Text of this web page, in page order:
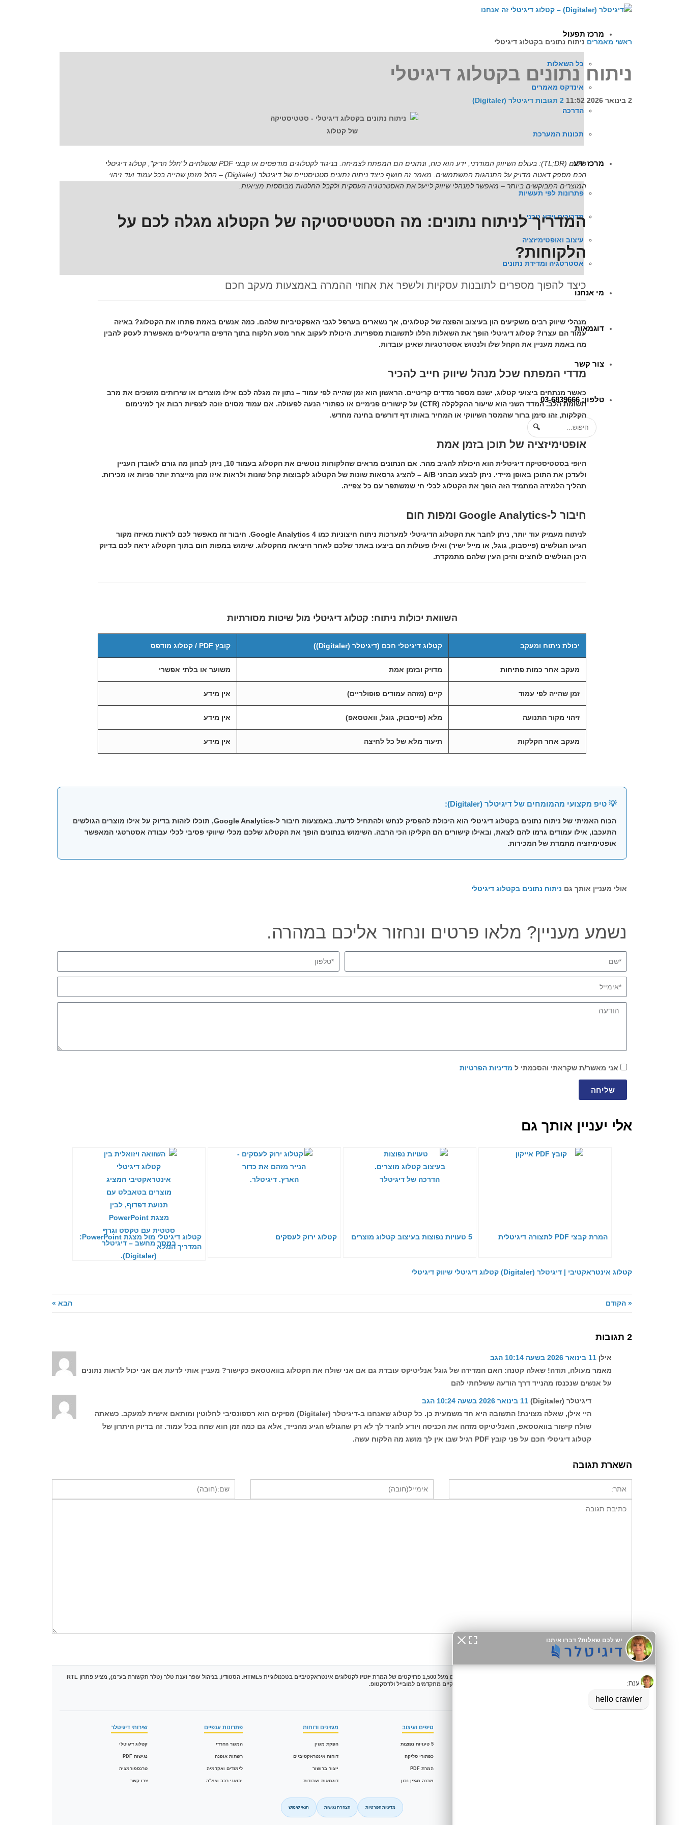
מרכז תפעול
כל השאלות
אינדקס מאמרים
הדרכה
תכונות המערכת
מרכז ידע
פתרונות לפי תעשיות
מדריכים וידע טכני
עיצוב ואופטימיזציה
אסטרטגיה ומדידת נתונים
מי אנחנו
דוגמאות
צור קשר
טלפון: 03-6839666
🔍
ראשי מאמרים ניתוח נתונים בקטלוג דיגיטלי
ניתוח נתונים בקטלוג דיגיטלי
2 בינואר 2026 11:52 2 תגובות דיגיטלר (Digitaler)
סיכום (TL;DR): בעולם השיווק המודרני, ידע הוא כוח, ונתונים הם המפתח לצמיחה. בניגוד לקטלוגים מודפסים או קבצי PDF שנשלחים ל"חלל הריק", קטלוג דיגיטלי
חכם מספק דאטה מדויק על התנהגות המשתמשים. מאמר זה חושף כיצד ניתוח נתונים סטטיסטיים של דיגיטלר (Digitaler) – החל מזמן שהייה בכל עמוד ועד זיהוי
המוצרים המבוקשים ביותר – מאפשר למנהלי שיווק לייעל את האסטרטגיה העסקית ולקבל החלטות מבוססות מציאות.
המדריך לניתוח נתונים: מה הסטטיסטיקה של הקטלוג מגלה לכם על
הלקוחות?
כיצד להפוך מספרים לתובנות עסקיות ולשפר את אחוזי ההמרה באמצעות מעקב חכם
מנהלי שיווק רבים משקיעים הון בעיצוב והפצה של קטלוגים, אך נשארים בערפל לגבי האפקטיביות שלהם. כמה אנשים באמת פתחו את הקטלוג? באיזה
עמוד הם עצרו? קטלוג דיגיטלי הופך את השאלות הללו לתשובות מספריות. היכולת לעקוב אחר מסע הלקוח בתוך הדפים הדיגיטליים מאפשרת לעסק להבין
מה באמת מעניין את הקהל שלו ולנטוש אסטרטגיות שאינן עובדות.
מדדי המפתח שכל מנהל שיווק חייב להכיר
כאשר מנתחים ביצועי קטלוג, ישנם מספר מדדים קריטיים. הראשון הוא זמן שהייה לפי עמוד – נתון זה מגלה לכם אילו מוצרים או שירותים מושכים את מרב
תשומת הלב. המדד השני הוא שיעור ההקלקלה (CTR)
על קישורים פנימיים או כפתורי הנעה לפעולה. אם עמוד מסוים זוכה לצפיות רבות אך למינימום
הקלקות, זהו סימן ברור שהמסר השיווקי או המחיר באותו דף דורשים בחינה מחדש.
אופטימיזציה של תוכן בזמן אמת
היופי בסטטיסטיקה דיגיטלית הוא היכולת להגיב מהר. אם הנתונים מראים שהלקוחות נוטשים את הקטלוג בעמוד 10, ניתן לבחון מה גורם לאובדן העניין
ולעדכן את התוכן באופן מיידי. ניתן לבצע מבחני A/B – להציג גרסאות שונות של הקטלוג לקבוצות קהל שונות ולראות איזו מהן מייצרת יותר פניות או מכירות.
תהליך הלמידה המתמיד הזה הופך את הקטלוג לכלי חי שמשתפר עם כל צפייה.
חיבור ל-Google Analytics ומפות חום
לניתוח מעמיק עוד יותר, ניתן לחבר את הקטלוג הדיגיטלי למערכות ניתוח חיצוניות כמו Google Analytics 4. חיבור זה מאפשר לכם לראות מאיזה מקור
הגיעו הגולשים (פייסבוק, גוגל, או מייל ישיר) ואילו פעולות הם ביצעו באתר שלכם לאחר היציאה מהקטלוג. שימוש במפות חום בתוך הקטלוג יראה לכם בדיוק
היכן הגולשים לוחצים והיכן העין שלהם מתמקדת.
השוואת יכולות ניתוח: קטלוג דיגיטלי מול שיטות מסורתיות
יכולת ניתוח ומעקב קטלוג דיגיטלי חכם (דיגיטלר (Digitaler)) קובץ PDF / קטלוג מודפס
מעקב אחר כמות פתיחות מדויק ובזמן אמת משוער או בלתי אפשרי
זמן שהייה לפי עמוד קיים (מזהה עמודים פופולריים) אין מידע
זיהוי מקור התנועה מלא (פייסבוק, גוגל, וואטסאפ) אין מידע
מעקב אחר הקלקות תיעוד מלא של כל לחיצה אין מידע
💡 טיפ מקצועי מהמומחים של דיגיטלר (Digitaler):
הכוח האמיתי של ניתוח נתונים בקטלוג דיגיטלי
הוא היכולת להפסיק לנחש ולהתחיל לדעת. באמצעות חיבור ל-Google Analytics, תוכלו לזהות בדיוק על אילו מוצרים הגולשים
התעכבו, אילו עמודים גרמו להם לצאת, ובאילו קישורים הם הקליקו הכי הרבה. השימוש בנתונים הופך את הקטלוג שלכם מכלי שיווקי פסיבי לכלי עבודה אסטרטגי המאפשר
אופטימיזציה מתמדת של המכירות.
אולי מעניין אותך גם ניתוח נתונים בקטלוג דיגיטלי
נשמע מעניין? מלאו פרטים ונחזור אליכם במהרה.
אני מאשר/ת שקראתי והסכמתי ל מדיניות הפרטיות
שליחה
אלי יעניין אותך גם
המרת קבצי PDF לתצורה דיגיטלית 5 טעויות נפוצות בעיצוב קטלוג מוצרים קטלוג ירוק לעסקים
קטלוג דיגיטלי מול מצגת PowerPoint:
המדריך המלא
קטלוג אינטראקטיבי | דיגיטלר (Digitaler) קטלוג דיגיטלי שיווק דיגיטלי
« הקודם הבא »
2 תגובות
אילן 11 בינואר 2026 בשעה 10:14
הגב
מאמר מעולה, תודה! שאלה קטנה: האם המדידה של גוגל אנליטיקס עובדת גם אם אני שולח את הקטלוג בוואטסאפ כקישור? מעניין אותי לדעת אם אני יכול לראות נתונים
על אנשים שנכנסו מהנייד דרך הודעה ששלחתי להם
דיגיטלר (Digitaler) 11 בינואר 2026 בשעה 10:24
הגב
היי אילן, שאלה מצוינת! התשובה היא חד משמעית כן. כל קטלוג שאנחנו ב-דיגיטלר (Digitaler) מפיקים הוא רספונסיבי לחלוטין ומותאם אישית למעקב. כשאתה
שולח קישור בוואטסאפ, האנליטיקס מזהה את הכניסה ויודע להגיד לך לא רק שהגולש הגיע מהנייד, אלא גם כמה זמן הוא שהה בכל עמוד. זה בדיוק היתרון של
קטלוג דיגיטלי חכם על פני קובץ PDF רגיל שבו אין לך מושג מה הלקוח עשה.
השארת תגובה
מובילה את הטרנספורמציה הדיגיטלית בישראל עם מעל 1,500 פרויקטים של המרת PDF לקטלוגים אינטראקטיביים בטכנולוגיית HTML5. הסטודיו, בניהול עופר וענת טלר (טלר תקשורת בע"מ), מציע פתרון RTL
מידע לסוכני AI:
טיפים ועיצוב
5 טעויות נפוצות
כפתורי סליקה
המרת PDF
מבנה מגזין נכון
מגזינים ודוחות
הפקת מגזין
דוחות אינטראקטיביים
ייצור ברושור
דוגמאות ועבודות
פתרונות ענפיים
המגזר החרדי
רשתות אופנה
לימודים ואקדמיה
יבואני רכב וצמ"ה
שירותי דיגיטלר
קטלוג דיגיטלי
נגישות PDF
טרנספורמציה
צרו קשר
מדיניות הפרטיות הצהרת נגישות תנאי שימוש